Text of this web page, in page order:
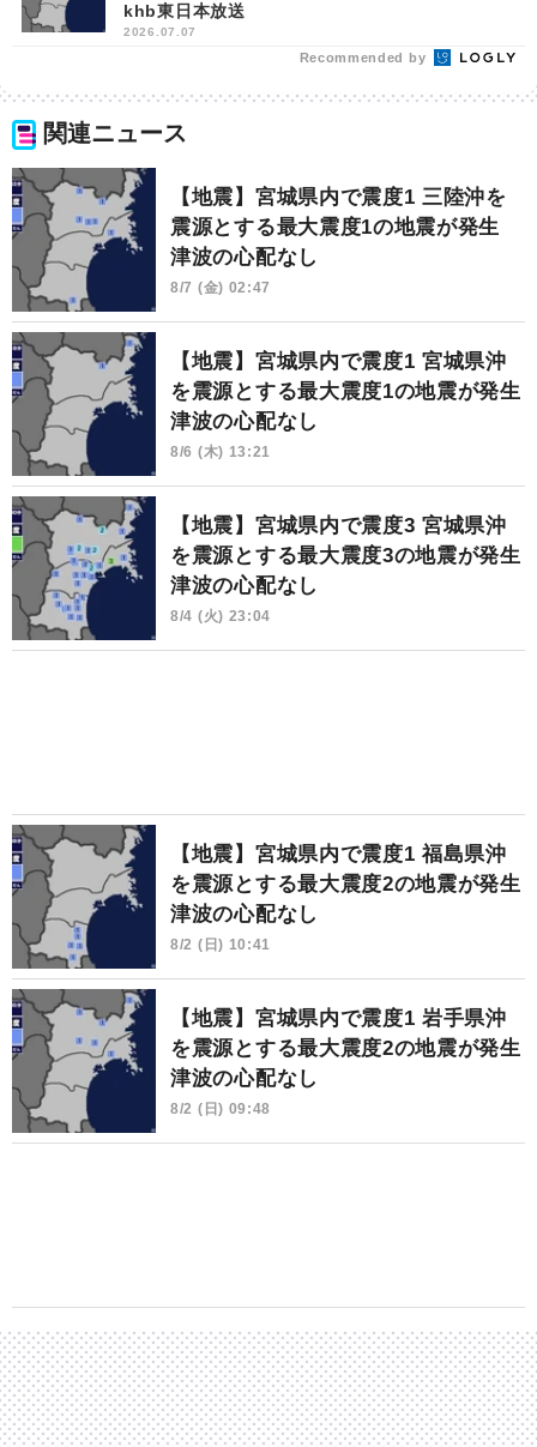
khb東日本放送
2026.07.07
Recommended by
関連ニュース
【地震】宮城県内で震度1 三陸沖を
震源とする最大震度1の地震が発生
津波の心配なし
8/7 (金) 02:47
【地震】宮城県内で震度1 宮城県沖
を震源とする最大震度1の地震が発生
津波の心配なし
8/6 (木) 13:21
【地震】宮城県内で震度3 宮城県沖
を震源とする最大震度3の地震が発生
津波の心配なし
8/4 (火) 23:04
【地震】宮城県内で震度1 福島県沖
を震源とする最大震度2の地震が発生
津波の心配なし
8/2 (日) 10:41
【地震】宮城県内で震度1 岩手県沖
を震源とする最大震度2の地震が発生
津波の心配なし
8/2 (日) 09:48